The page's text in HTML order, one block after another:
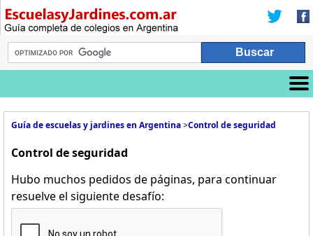
Guía de escuelas y jardines en Argentina>Control de seguridad
Control de seguridad
Hubo muchos pedidos de páginas, para continuar
resuelve el siguiente desafío: